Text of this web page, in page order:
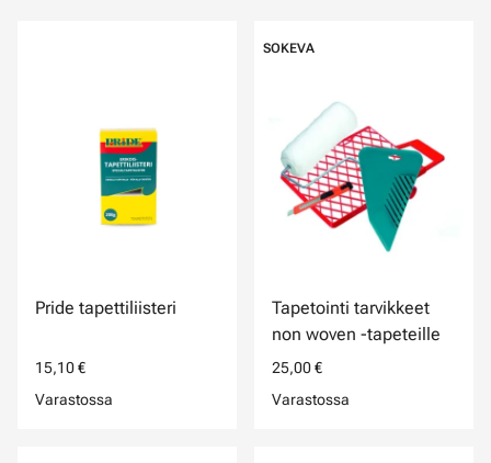
Pride tapettiliisteri
15,10 €
Varastossa
SOKEVA
Tapetointi tarvikkeet
non woven -tapeteille
25,00 €
Varastossa